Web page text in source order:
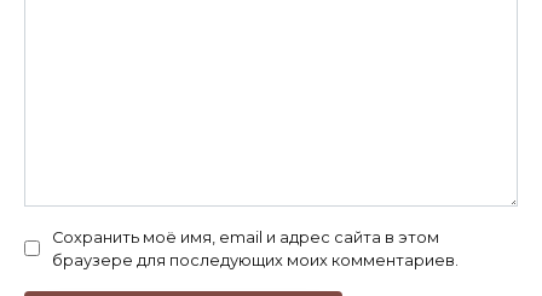
Сохранить моё имя, email и адрес сайта в этом
браузере для последующих моих комментариев.